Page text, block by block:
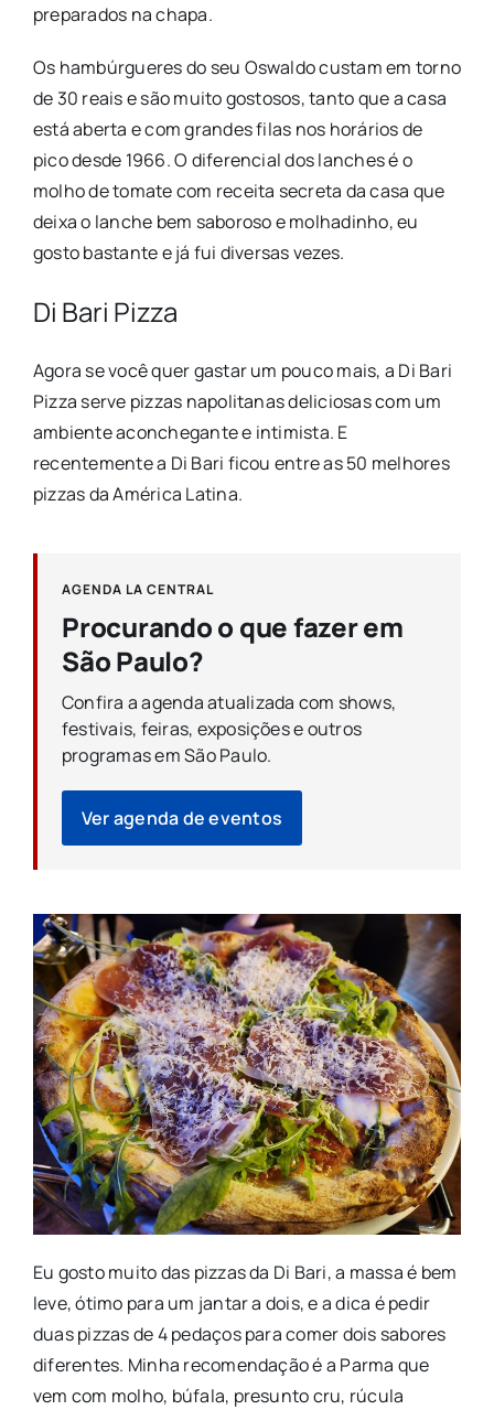
preparados na chapa.
Os hambúrgueres do seu Oswaldo custam em torno
de 30 reais e são muito gostosos, tanto que a casa
está aberta e com grandes filas nos horários de
pico desde 1966. O diferencial dos lanches é o
molho de tomate com receita secreta da casa que
deixa o lanche bem saboroso e molhadinho, eu
gosto bastante e já fui diversas vezes.
Di Bari Pizza
Agora se você quer gastar um pouco mais, a Di Bari
Pizza serve pizzas napolitanas deliciosas com um
ambiente aconchegante e intimista. E
recentemente a Di Bari ficou entre as 50 melhores
pizzas da América Latina.
AGENDA LA CENTRAL
Procurando o que fazer em
São Paulo?
Confira a agenda atualizada com shows,
festivais, feiras, exposições e outros
programas em São Paulo.
Ver agenda de eventos
Eu gosto muito das pizzas da Di Bari, a massa é bem
leve, ótimo para um jantar a dois, e a dica é pedir
duas pizzas de 4 pedaços para comer dois sabores
diferentes. Minha recomendação é a Parma que
vem com molho, búfala, presunto cru, rúcula